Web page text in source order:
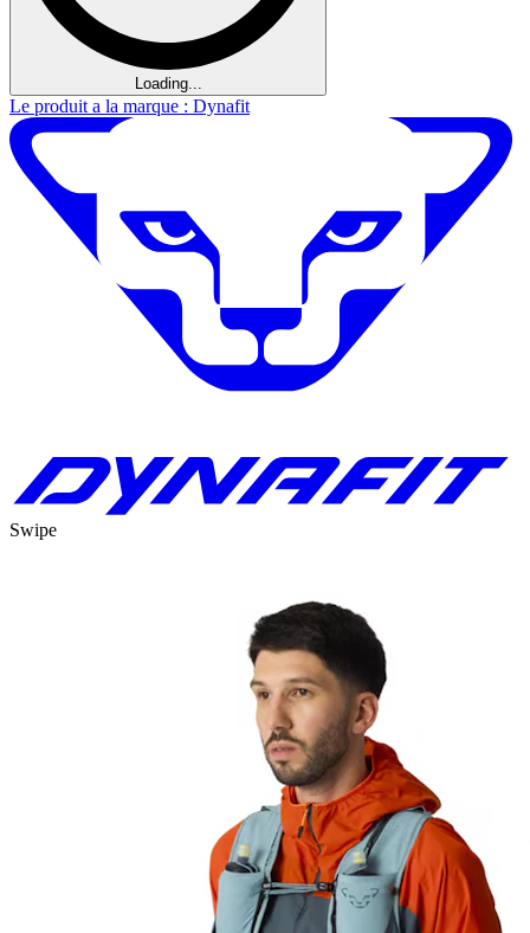
Loading...
Le produit a la marque : Dynafit
Swipe